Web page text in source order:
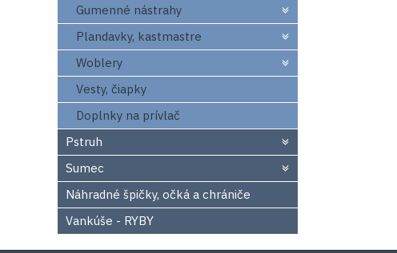
Gumenné nástrahy
Plandavky, kastmastre
Woblery
Vesty, čiapky
Doplnky na prívlač
Pstruh
Sumec
Náhradné špičky, očká a chrániče
Vankúše - RYBY